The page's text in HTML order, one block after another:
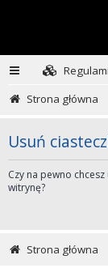
Strona główna
Usuń
Czy na pewno
witrynę?
Strona główna